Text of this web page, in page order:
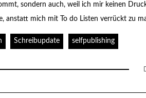
sondern auch, weil ich mir keinen
anstatt mich mit To do Listen verrückt zu
Schreibupdate selfpublishing